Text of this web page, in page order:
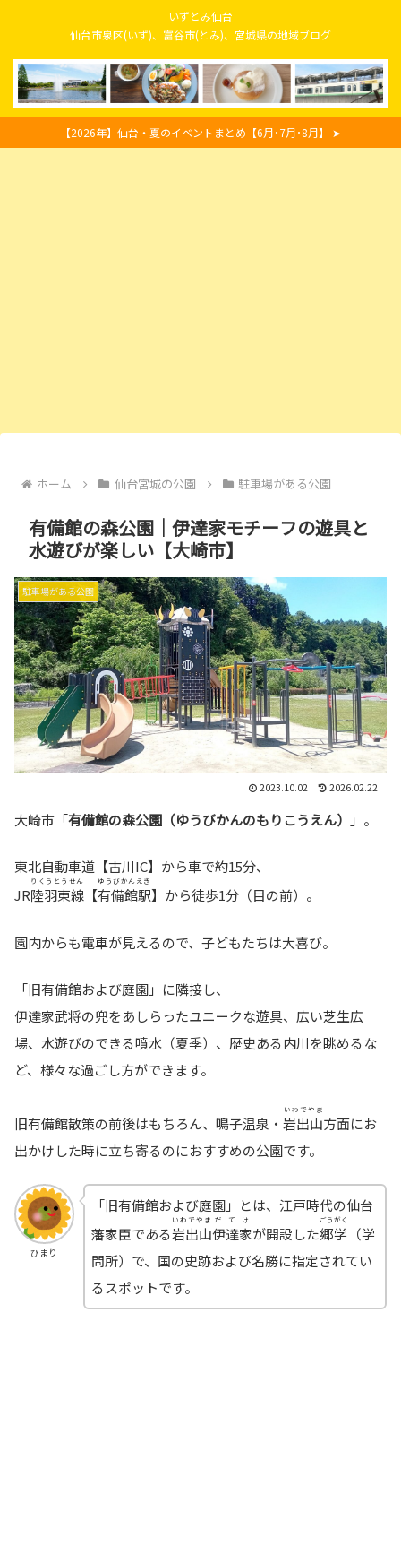
いずとみ仙台
仙台市泉区(いず)、富谷市(とみ)、宮城県の地域ブログ
【2026年】仙台・夏のイベントまとめ【6月･7月･8月】 ➤
ホーム 仙台宮城の公園 駐車場がある公園
有備館の森公園｜伊達家モチーフの遊具と
水遊びが楽しい【大崎市】
駐車場がある公園
2023.10.02 2026.02.22
大崎市「有備館の森公園（ゆうびかんのもりこうえん） 」。
東北自動車道【古川IC】から車で約15分、
JR陸羽東線
りくうとうせん
【有備館駅
ゆうびかんえき
】から徒歩1分（目の前）。
園内からも電車が見えるので、子どもたちは大喜び。
「旧有備館および庭園」に隣接し、
伊達家武将の兜をあしらったユニークな遊具、広い芝生広
場、水遊びのできる噴水（夏季）、歴史ある内川を眺めるな
ど、様々な過ごし方ができます。
旧有備館散策の前後はもちろん、鳴子温泉・ 岩出山
いわでやま
方面にお
出かけした時に立ち寄るのにおすすめの公園です。
ひまり
「旧有備館および庭園」とは、江戸時代の仙台
藩家臣である岩出山
いわでやま
伊達家
だてけ
が開設した郷学
ごうがく
（学
問所）で、国の史跡および名勝に指定されてい
るスポットです。